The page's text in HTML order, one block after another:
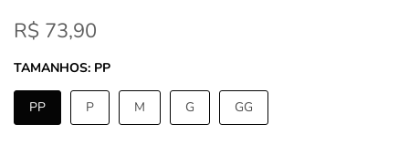
R$ 73,90
TAMANHOS: PP
PP P M G GG